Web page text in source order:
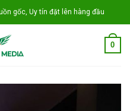
gốc, Uy tín đặt lên hàng đầu
0